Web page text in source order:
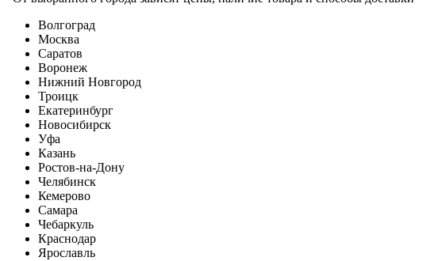
Волгоград
Москва
Саратов
Воронеж
Нижний Новгород
Троицк
Екатеринбург
Новосибирск
Уфа
Казань
Ростов-на-Дону
Челябинск
Кемерово
Самара
Чебаркуль
Краснодар
Ярославль